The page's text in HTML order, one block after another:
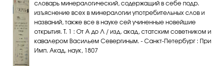
словарь минералогический, содержащий в себе подр.
изъяснение всех в минералогии употребительных слов и
названий, также все в науке сей учиненные новейшие
открытия. Т. 1 : От А до Л / изд. акад, статским советником и
кавалером Васильем Севергиным. - Санкт-Петербург : При
Имп. Акад. наук, 1807